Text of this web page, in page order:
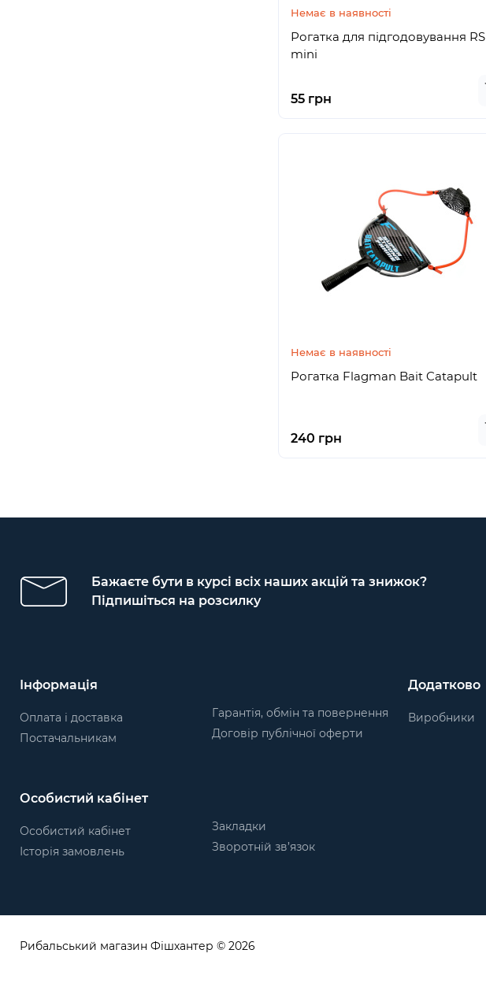
Немає в наявності
Рогатка для підгодовування RS
mini
55 грн
Немає в наявності
Рогатка Flagman Bait Catapult
240 грн
Бажаєте бути в курсі всіх наших акцій та знижок?
Підпишіться на розсилку
Інформація
Оплата і доставка
Постачальникам
Гарантія, обмін та повернення
Договір публічної оферти
Додатково
Виробники
Особистий кабінет
Особистий кабінет
Історія замовлень
Закладки
Зворотній зв’язок
Рибальський магазин Фішхантер © 2026